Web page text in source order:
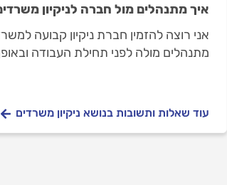
איך מתנהלים מול חברה לניקיון
אני רוצה להזמין חברת ניקיון קבועה
מתנהלים מולה לפני תחילת העבודה ובאופן
עוד שאלות ותשובות בנושא ניקיון משרדים